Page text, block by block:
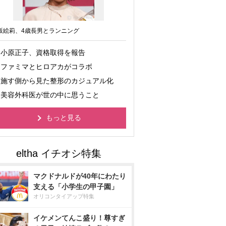
絵莉、4歳長男とランニング
小原正子、資格取得を報告
ファミマとヒロアカがコラボ
施す側から見た整形のカジュアル化
美容外科医が世の中に思うこと
もっと見る
マクドナルドが40年にわたり
支える「小学生の甲子園」
オリコンタイアップ特集
イケメンてんこ盛り！尊すぎ